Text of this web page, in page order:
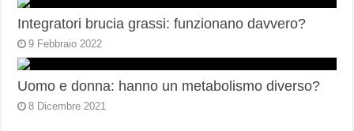
Integratori brucia grassi: funzionano davvero?
9 Febbraio 2022
Uomo e donna: hanno un metabolismo diverso?
8 Dicembre 2021